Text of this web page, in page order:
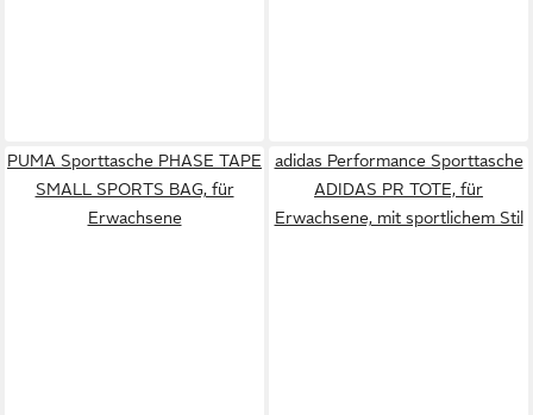
PUMA Sporttasche PHASE TAPE
SMALL SPORTS BAG, für
Erwachsene
adidas Performance Sporttasche
ADIDAS PR TOTE, für
Erwachsene, mit sportlichem Stil